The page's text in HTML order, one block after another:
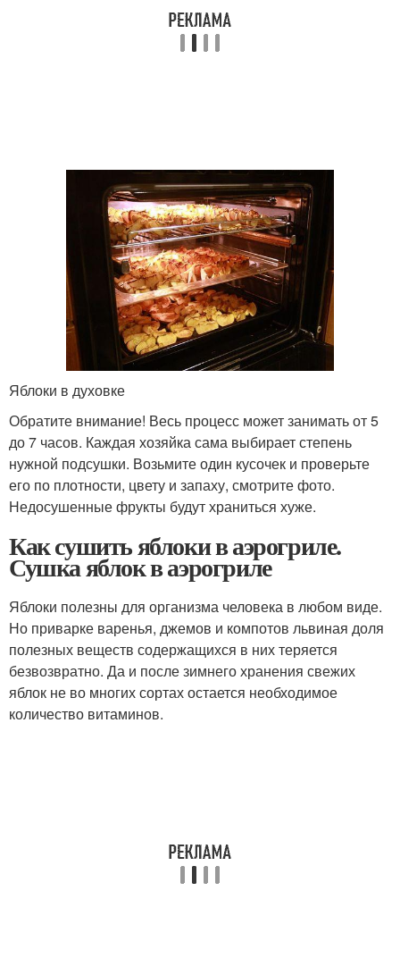
Яблоки в духовке
Обратите внимание! Весь процесс может занимать от 5
до 7 часов. Каждая хозяйка сама выбирает степень
нужной подсушки. Возьмите один кусочек и проверьте
его по плотности, цвету и запаху, смотрите фото.
Недосушенные фрукты будут храниться хуже.
Как сушить яблоки в аэрогриле.
Сушка яблок в аэрогриле
Яблоки полезны для организма человека в любом виде.
Но приварке варенья, джемов и компотов львиная доля
полезных веществ содержащихся в них теряется
безвозвратно. Да и после зимнего хранения свежих
яблок не во многих сортах остается необходимое
количество витаминов.